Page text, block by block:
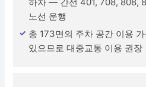
노선 운행
총 173면의 주차 공간 이용
있으므로 대중교통 이용 권장